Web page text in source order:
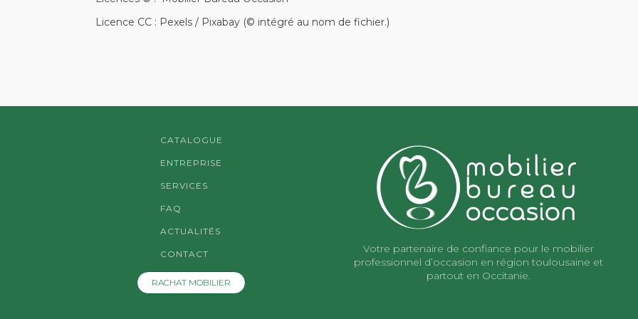
Licence CC : Pexels / Pixabay (© intégré au nom de fichier.)
CATALOGUE
ENTREPRISE
SERVICES
FAQ
ACTUALITÉS
CONTACT
RACHAT MOBILIER
Votre partenaire de confiance pour le mobilier
professionnel d’occasion en région toulousaine et
partout en Occitanie.